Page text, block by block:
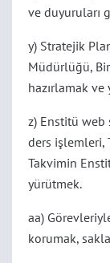
ve duyuruları
y) Stratejik
Müdürlüğü,
hazırlamak ve
z) Enstitü
ders işlemleri,
Takvimin
yürütmek.
aa)
korumak,